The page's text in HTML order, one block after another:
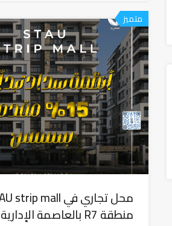
متميز
منطقة R7 بالعاصمة الإدارية الجديدة